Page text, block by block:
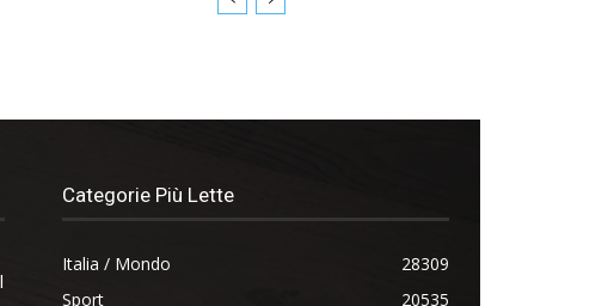
Categorie Più Lette
Italia / Mondo
28309
Sport
20535